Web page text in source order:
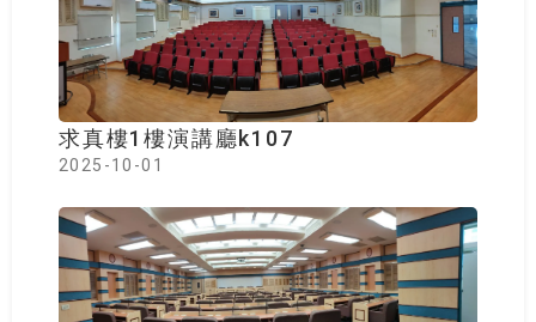
求真樓1樓演講廳k107
2025-10-01